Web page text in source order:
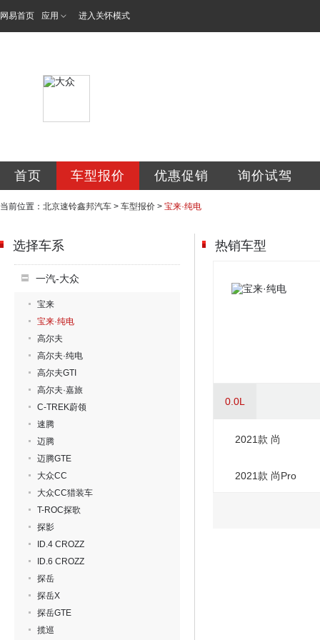
网易首页 应用 进入关怀模式
首页 车型报价 优惠促销 询价试驾
当前位置： 北京速铃鑫邦汽车 > 车型报价 > 宝来·纯电
选择车系
一汽-大众
宝来
宝来·纯电
高尔夫
高尔夫·纯电
高尔夫GTI
高尔夫·嘉旅
C-TREK蔚领
速腾
迈腾
迈腾GTE
大众CC
大众CC猎装车
T-ROC探歌
探影
ID.4 CROZZ
ID.6 CROZZ
探岳
探岳X
探岳GTE
揽巡
热销车型
0.0L
2021款 尚
2021款 尚Pro